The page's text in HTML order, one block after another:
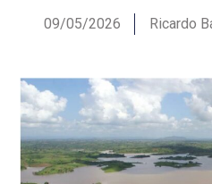
09/05/2026 Ricardo